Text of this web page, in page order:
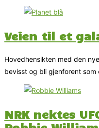
Veien til et
Hovedhensikten med den
bevisst og bli gjenforent som
NRK nektes